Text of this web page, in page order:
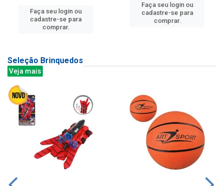
Faça seu login ou
cadastre-se para
comprar.
Faça seu login ou
cadastre-se para
comprar.
Seleção Brinquedos
Veja mais